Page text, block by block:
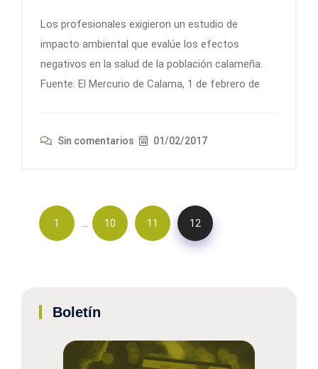
Los profesionales exigieron un estudio de
impacto ambiental que evalúe los efectos
negativos en la salud de la población calameña.
Fuente: El Mercurio de Calama, 1 de febrero de
Sin comentarios 01/02/2017
1 … 10 11 12
Boletín